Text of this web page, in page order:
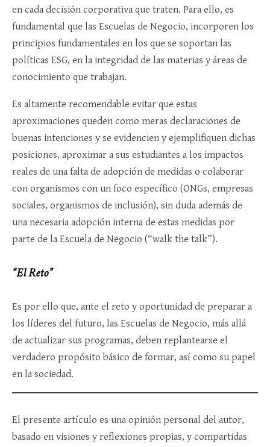
en cada decisión corporativa que traten. Para ello, es
fundamental que las Escuelas de Negocio, incorporen los
principios fundamentales en los que se soportan las
políticas ESG, en la integridad de las materias y áreas de
conocimiento que trabajan.
Es altamente recomendable evitar que estas
aproximaciones queden como meras declaraciones de
buenas intenciones y se evidencien y ejemplifiquen dichas
posiciones, aproximar a sus estudiantes a los impactos
reales de una falta de adopción de medidas o colaborar
con organismos con un foco específico (ONGs, empresas
sociales, organismos de inclusión), sin duda además de
una necesaria adopción interna de estas medidas por
parte de la Escuela de Negocio (“walk the talk”).
“El Reto”
Es por ello que, ante el reto y oportunidad de preparar a
los líderes del futuro, las Escuelas de Negocio, más allá
de actualizar sus programas, deben replantearse el
verdadero propósito básico de formar, así como su papel
en la sociedad.
El presente artículo es una opinión personal del autor,
basado en visiones y reflexiones propias, y compartidas